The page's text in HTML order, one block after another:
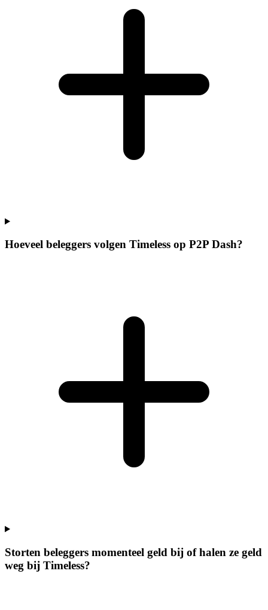
Hoeveel beleggers volgen Timeless op P2P Dash?
Storten beleggers momenteel geld bij of halen ze geld
weg bij Timeless?